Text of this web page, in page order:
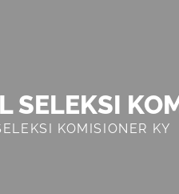
SELEKSI
KOMISIONER KY